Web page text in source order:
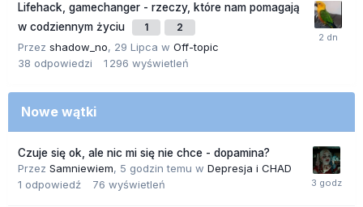
Lifehack, gamechanger - rzeczy, które nam pomagają
w codziennym życiu
1 2
Przez shadow_no, 29 Lipca w Off-topic
38 odpowiedzi 1 296 wyświetleń
Nowe wątki
Czuje się ok, ale nic mi się nie chce - dopamina?
Przez Samniewiem, 5 godzin temu w Depresja i CHAD
1 odpowiedź 76 wyświetleń